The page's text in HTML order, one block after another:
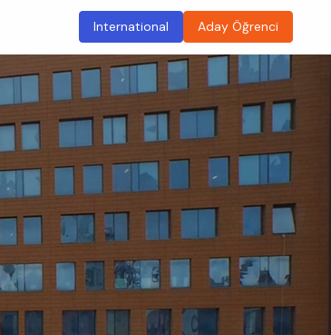
International Aday Öğrenci